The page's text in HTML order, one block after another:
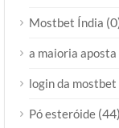
Mostbet Índia
a maioria aposta
login da mostbet
Pó esteróide (44)